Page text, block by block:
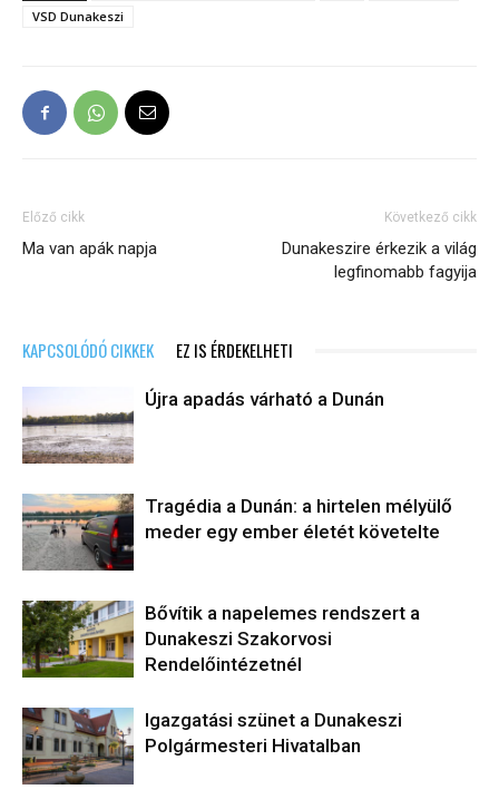
VSD Dunakeszi
Előző cikk
Ma van apák napja
Következő cikk
Dunakeszire érkezik a világ
legfinomabb fagyija
KAPCSOLÓDÓ CIKKEK EZ IS ÉRDEKELHETI
Újra apadás várható a Dunán
Tragédia a Dunán: a hirtelen mélyülő
meder egy ember életét követelte
Bővítik a napelemes rendszert a
Dunakeszi Szakorvosi
Rendelőintézetnél
Igazgatási szünet a Dunakeszi
Polgármesteri Hivatalban